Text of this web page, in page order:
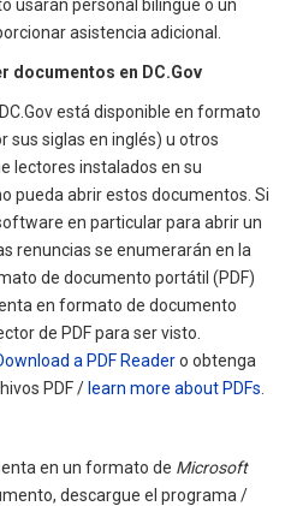
usarán personal bilingüe o un
asistencia adicional.
documentos en DC.Gov
está disponible en formato
sus siglas en inglés) u otros
lectores instalados en su
pueda abrir estos documentos. Si
en particular para abrir un
renuncias se enumerarán en la
de documento portátil (PDF)
en formato de documento
de PDF para ser visto.
a PDF Readero obtenga
PDF / learn more about PDFs
en un formato de Microsoft
descargue el programa /